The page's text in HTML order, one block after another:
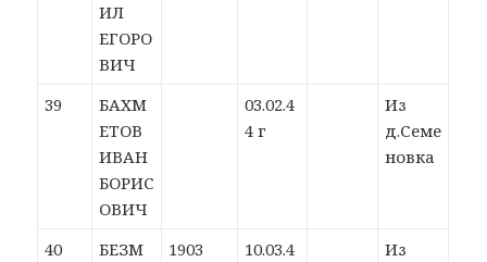
ИЛ
ЕГОРО
ВИЧ
39
БАХМ
ЕТОВ
ИВАН
БОРИС
ОВИЧ
03.02.4
4 г
Из
д.Семе
новка
40
БЕЗМ
1903
10.03.4
Из